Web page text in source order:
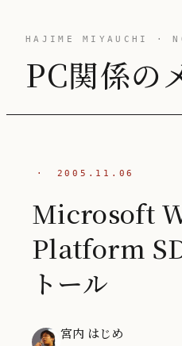
HAJIME MIYAUCHI ·
PC関係の
· 2005.11.06
Microsoft
Platform
トール
宮内 はじめ